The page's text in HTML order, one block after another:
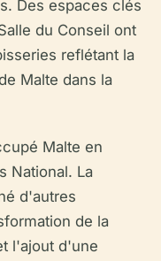
Des espaces clés
du Conseil ont
reflétant la
Malte dans la
Malte en
National. La
d'autres
de la
l'ajout d'une